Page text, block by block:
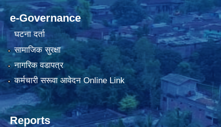
e-Governance
घटना दर्ता
सामाजिक सुरक्षा
नागरिक वडापत्र
कर्मचारी सरूवा आवेदन Online Link
Reports